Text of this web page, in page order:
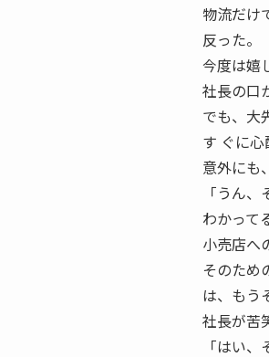
物流だけ
反った。
今度は嬉
社長の口
でも、大
す ぐに心
意外にも
「うん
わかって
小売店へ
そのため
は、もう
社長が苦
「はい